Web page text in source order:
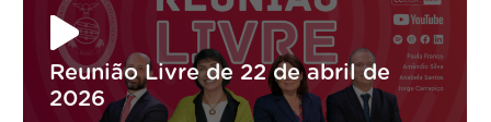
Reunião Livre de 22 de abril de
2026